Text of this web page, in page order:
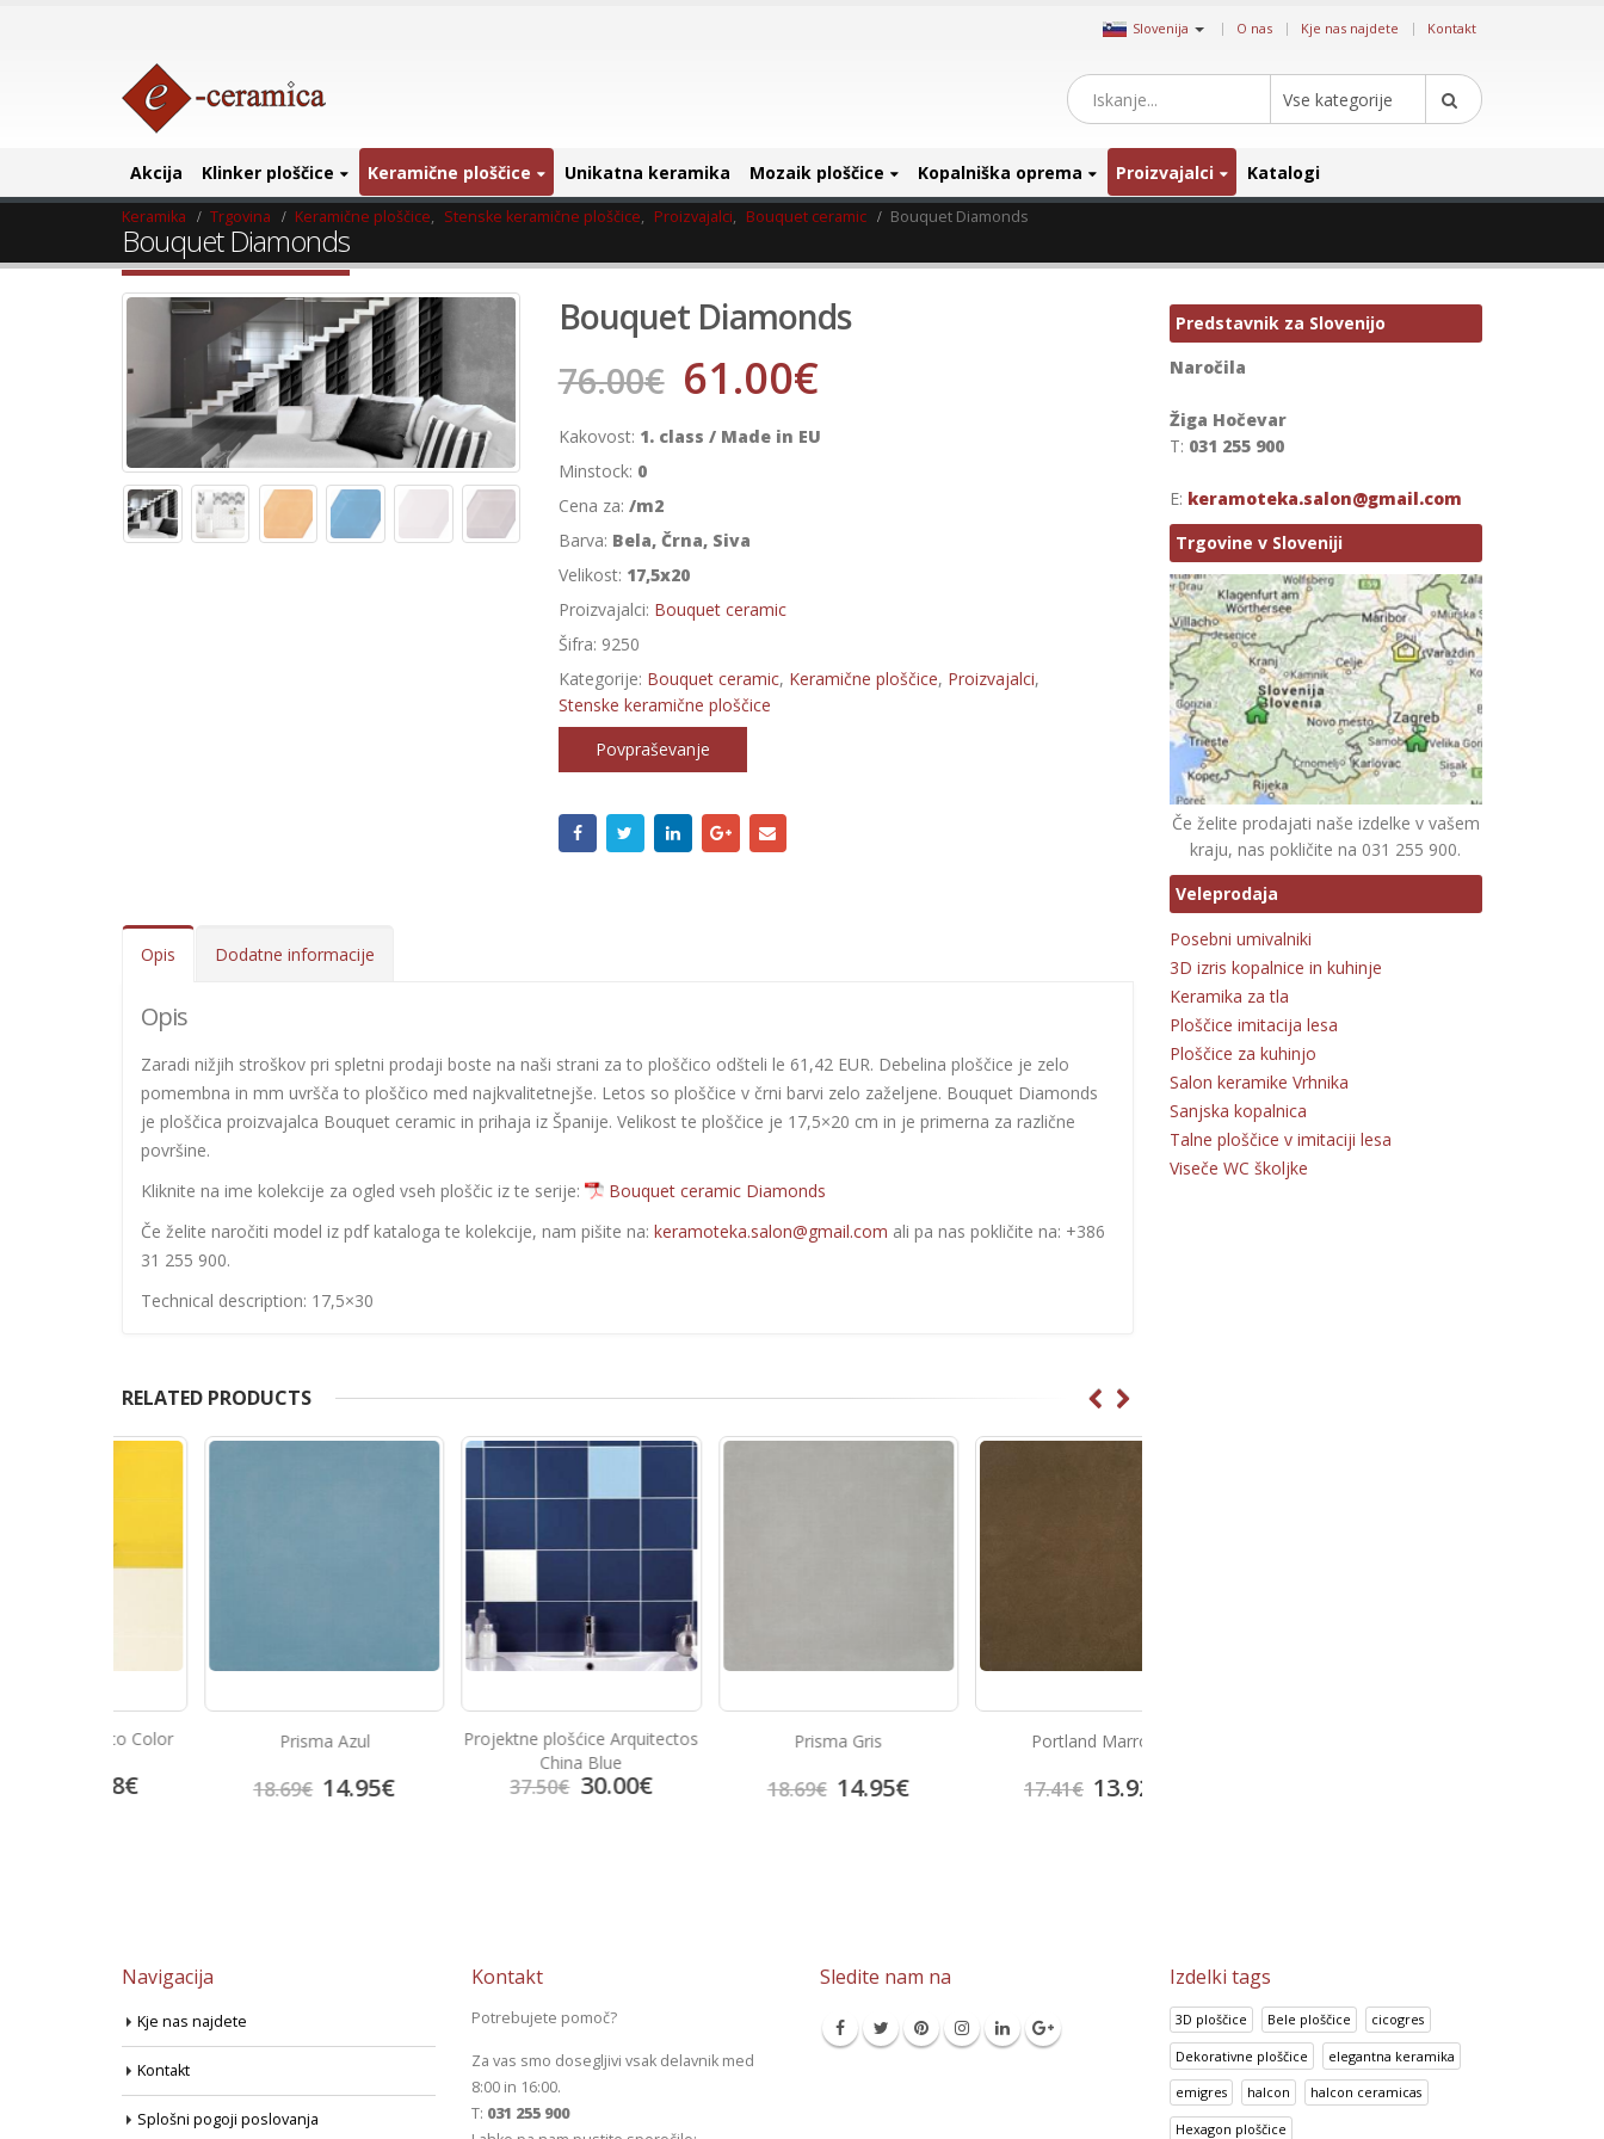
Slovenija | O nas Kje nas najdete Kontakt
Vse kategorije
Akcija Klinker ploščice Keramične ploščice Unikatna keramika Mozaik ploščice Kopalniška oprema Proizvajalci Katalogi
Keramika Trgovina Keramične ploščice, Stenske keramične ploščice, Proizvajalci, Bouquet ceramic Bouquet Diamonds
Bouquet Diamonds
Bouquet Diamonds
76.00€ 61.00€
Kakovost: 1. class / Made in EU
Minstock: 0
Cena za: /m2
Barva: Bela, Črna, Siva
Velikost: 17,5x20
Proizvajalci: Bouquet ceramic
Šifra: 9250
Kategorije: Bouquet ceramic, Keramične ploščice, Proizvajalci,
Stenske keramične ploščice
Povpraševanje
Opis Dodatne informacije
Opis
Zaradi nižjih stroškov pri spletni prodaji boste na naši strani za to ploščico odšteli le 61,42 EUR. Debelina ploščice je zelo
pomembna in mm uvršča to ploščico med najkvalitetnejše. Letos so ploščice v črni barvi zelo zaželjene. Bouquet Diamonds
je ploščica proizvajalca Bouquet ceramic in prihaja iz Španije. Velikost te ploščice je 17,5×20 cm in je primerna za različne
površine.
Kliknite na ime kolekcije za ogled vseh ploščic iz te serije:
Bouquet ceramic Diamonds
Če želite naročiti model iz pdf kataloga te kolekcije, nam pišite na: keramoteka.salon@gmail.com ali pa nas pokličite na: +386
31 255 900.
Technical description: 17,5×30
RELATED PRODUCTS
Prisma Azul
14.95€
Projektne plošćice Arquitectos
China Blue
30.00€
Prisma Gris
14.95€
Portland Marron
13.92€
Predstavnik za Slovenijo
Naročila
Žiga Hočevar
T: 031 255 900
E: keramoteka.salon@gmail.com
Trgovine v Sloveniji
Če želite prodajati naše izdelke v vašem
kraju, nas pokličite na 031 255 900.
Veleprodaja
Posebni umivalniki
3D izris kopalnice in kuhinje
Keramika za tla
Ploščice imitacija lesa
Ploščice za kuhinjo
Salon keramike Vrhnika
Sanjska kopalnica
Talne ploščice v imitaciji lesa
Viseče WC školjke
Navigacija
Kje nas najdete
Kontakt
Splošni pogoji poslovanja
Kontakt
Potrebujete pomoč?
Za vas smo dosegljivi vsak delavnik med
8:00 in 16:00.
T: 031 255 900
Sledite nam na Izdelki tags
3D ploščice Bele ploščice cicogres
Dekorativne ploščice elegantna keramika
emigres halcon halcon ceramicas
Hexagon ploščice